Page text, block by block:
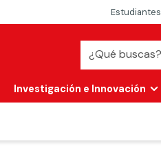
Estudiantes
Investigación e Innovación